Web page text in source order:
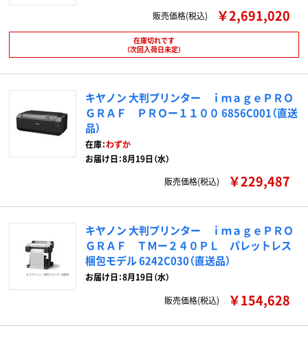
販売価格(税込) ￥2,691,020
在庫切れです
（次回入荷日未定）
キヤノン 大判プリンター ｉｍａｇｅＰＲＯ
ＧＲＡＦ ＰＲＯー１１００ 6856C001（直送
品）
在庫：わずか
お届け日：8月19日（水）
販売価格(税込)
￥229,487
キヤノン 大判プリンター ｉｍａｇｅＰＲＯ
ＧＲＡＦ ＴＭー２４０ＰＬ パレットレス
梱包モデル 6242C030（直送品）
お届け日：8月19日（水）
販売価格(税込)
￥154,628